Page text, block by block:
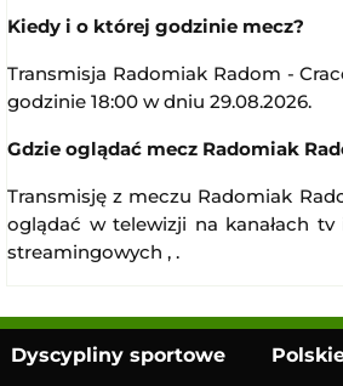
Kiedy i o której godzinie mecz?
Transmisja Radomiak Radom -
godzinie 18:00 w dniu 29.08.2026.
Gdzie oglądać mecz Radomiak
Transmisję z meczu Radomiak
oglądać w telewizji na kanałach
streamingowych , .
Dyscypliny sportowe